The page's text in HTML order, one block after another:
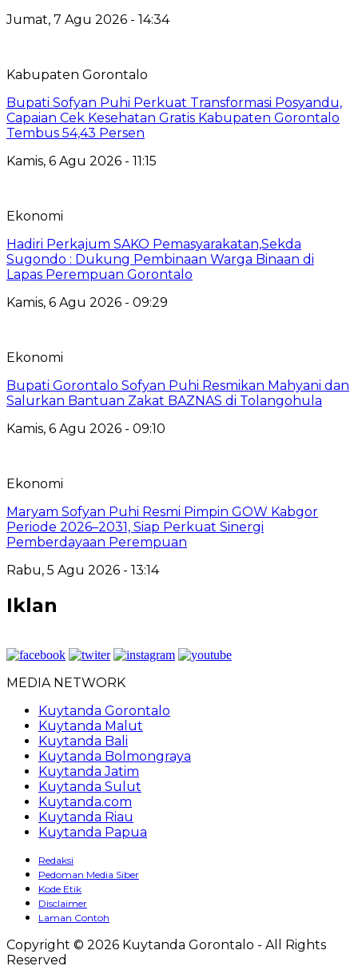
Jumat, 7 Agu 2026 - 14:34
Kabupaten Gorontalo
Bupati Sofyan Puhi Perkuat Transformasi Posyandu,
Capaian Cek Kesehatan Gratis Kabupaten Gorontalo
Tembus 54,43 Persen
Kamis, 6 Agu 2026 - 11:15
Ekonomi
Hadiri Perkajum SAKO Pemasyarakatan,Sekda
Sugondo : Dukung Pembinaan Warga Binaan di
Lapas Perempuan Gorontalo
Kamis, 6 Agu 2026 - 09:29
Ekonomi
Bupati Gorontalo Sofyan Puhi Resmikan Mahyani dan
Salurkan Bantuan Zakat BAZNAS di Tolangohula
Kamis, 6 Agu 2026 - 09:10
Ekonomi
Maryam Sofyan Puhi Resmi Pimpin GOW Kabgor
Periode 2026–2031, Siap Perkuat Sinergi
Pemberdayaan Perempuan
Rabu, 5 Agu 2026 - 13:14
Iklan
MEDIA NETWORK
Kuytanda Gorontalo
Kuytanda Malut
Kuytanda Bali
Kuytanda Bolmongraya
Kuytanda Jatim
Kuytanda Sulut
Kuytanda.com
Kuytanda Riau
Kuytanda Papua
Redaksi
Pedoman Media Siber
Kode Etik
Disclaimer
Laman Contoh
Copyright © 2026 Kuytanda Gorontalo - All Rights
Reserved